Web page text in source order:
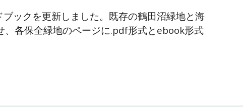
ックを更新しました。 既存の鶴田沼緑地と海
各保全緑地のページに.pdf形式とebook形式